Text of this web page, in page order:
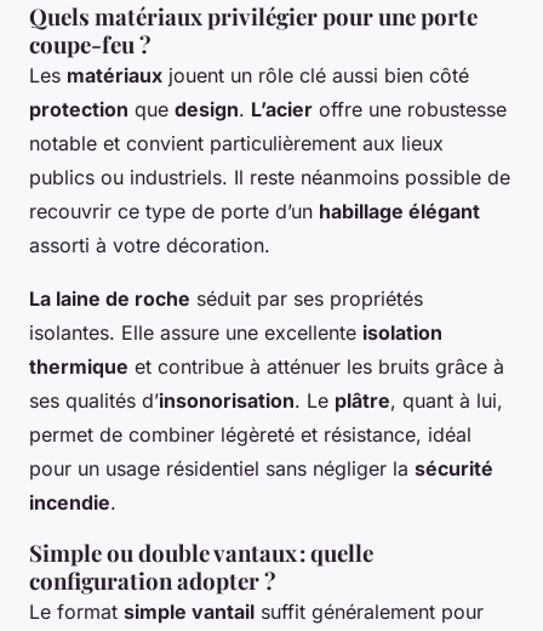
Quels matériaux privilégier pour une porte
coupe-feu ?
Les matériaux jouent un rôle clé aussi bien côté
protection que design. L’acier offre une robustesse
notable et convient particulièrement aux lieux
publics ou industriels. Il reste néanmoins possible de
recouvrir ce type de porte d’un habillage élégant
assorti à votre décoration.
La laine de roche séduit par ses propriétés
isolantes. Elle assure une excellente isolation
thermique et contribue à atténuer les bruits grâce à
ses qualités d’insonorisation. Le plâtre, quant à lui,
permet de combiner légèreté et résistance, idéal
pour un usage résidentiel sans négliger la sécurité
incendie.
Simple ou double vantaux : quelle
configuration adopter ?
Le format simple vantail suffit généralement pour